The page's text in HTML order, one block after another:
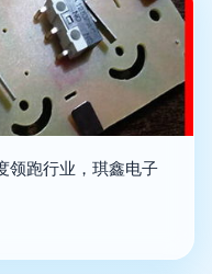
领跑行业，琪鑫电子